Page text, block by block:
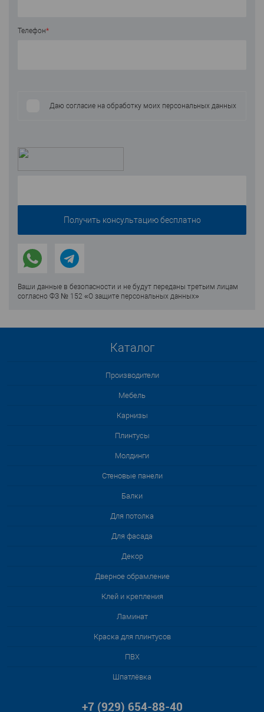
Телефон*
Даю согласие на обработку моих персональных данных
Ваши данные в безопасности и не будут переданы третьим лицам
согласно ФЗ № 152 «О защите персональных данных»
Каталог
Производители
Мебель
Карнизы
Плинтусы
Молдинги
Стеновые панели
Балки
Для потолка
Для фасада
Декор
Дверное обрамление
Клей и крепления
Ламинат
Краска для плинтусов
ПВХ
Шпатлёвка
+7 (929) 654-88-40